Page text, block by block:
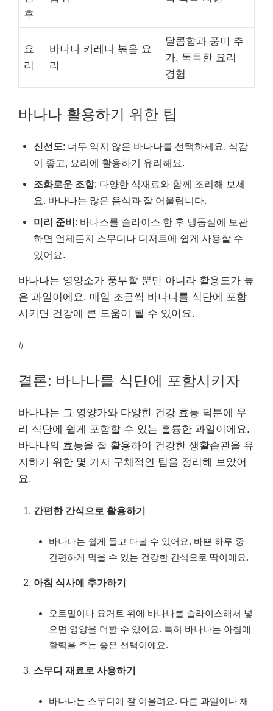
후
요
리
바나나 카레나 볶음 요
리
달콤함과 풍미 추
가, 독특한 요리
경험
바나나 활용하기 위한 팁
신선도: 너무 익지 않은 바나나를 선택하세요. 식감
이 좋고, 요리에 활용하기 유리해요.
조화로운 조합: 다양한 식재료와 함께 조리해 보세
요. 바나나는 많은 음식과 잘 어울립니다.
미리 준비 : 바나스를 슬라이스 한 후 냉동실에 보관
하면 언제든지 스무디나 디저트에 쉽게 사용할 수
있어요.
바나나는 영양소가 풍부할 뿐만 아니라 활용도가 높
은 과일이에요. 매일 조금씩 바나나를 식단에 포함
시키면 건강에 큰 도움이 될 수 있어요.
#
결론: 바나나를 식단에 포함시키자
바나나는 그 영양가와 다양한 건강 효능 덕분에 우
리 식단에 쉽게 포함할 수 있는 훌륭한 과일이에요.
바나나의 효능을 잘 활용하여 건강한 생활습관을 유
지하기 위한 몇 가지 구체적인 팁을 정리해 보았어
요.
간편한 간식으로 활용하기
바나나는 쉽게 들고 다닐 수 있어요. 바쁜 하루 중
간편하게 먹을 수 있는 건강한 간식으로 딱이에요.
아침 식사에 추가하기
오트밀이나 요거트 위에 바나나를 슬라이스해서 넣
으면 영양을 더할 수 있어요. 특히 바나나는 아침에
활력을 주는 좋은 선택이에요.
스무디 재료로 사용하기
바나나는 스무디에 잘 어울려요. 다른 과일이나 채